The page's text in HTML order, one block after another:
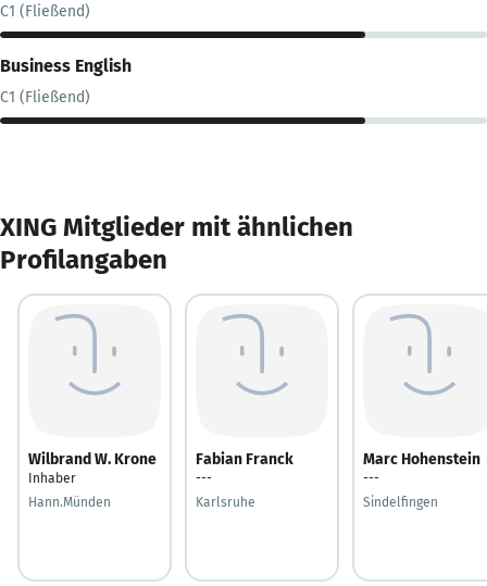
C1 (Fließend)
Business English
C1 (Fließend)
XING Mitglieder mit ähnlichen
Profilangaben
Wilbrand W. Krone
Inhaber
Hann.Münden
Fabian Franck
---
Karlsruhe
Marc Hohenstein
---
Sindelfingen